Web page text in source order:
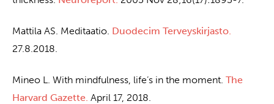
Mattila AS. Meditaatio. Duodecim Terveyskirjasto.
27.8.2018.
Mineo L. With mindfulness, life’s in the moment. The
Harvard Gazette. April 17, 2018.